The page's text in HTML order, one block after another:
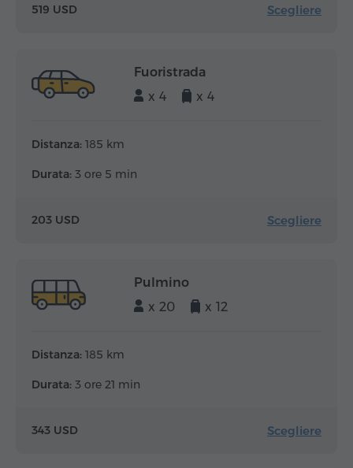
519 USD Scegliere
Fuoristrada
x 4
x 4
Distanza: 185 km
Durata: 3 ore 5 min
203 USD Scegliere
Pulmino
x 20
x 12
Distanza: 185 km
Durata: 3 ore 21 min
343 USD Scegliere